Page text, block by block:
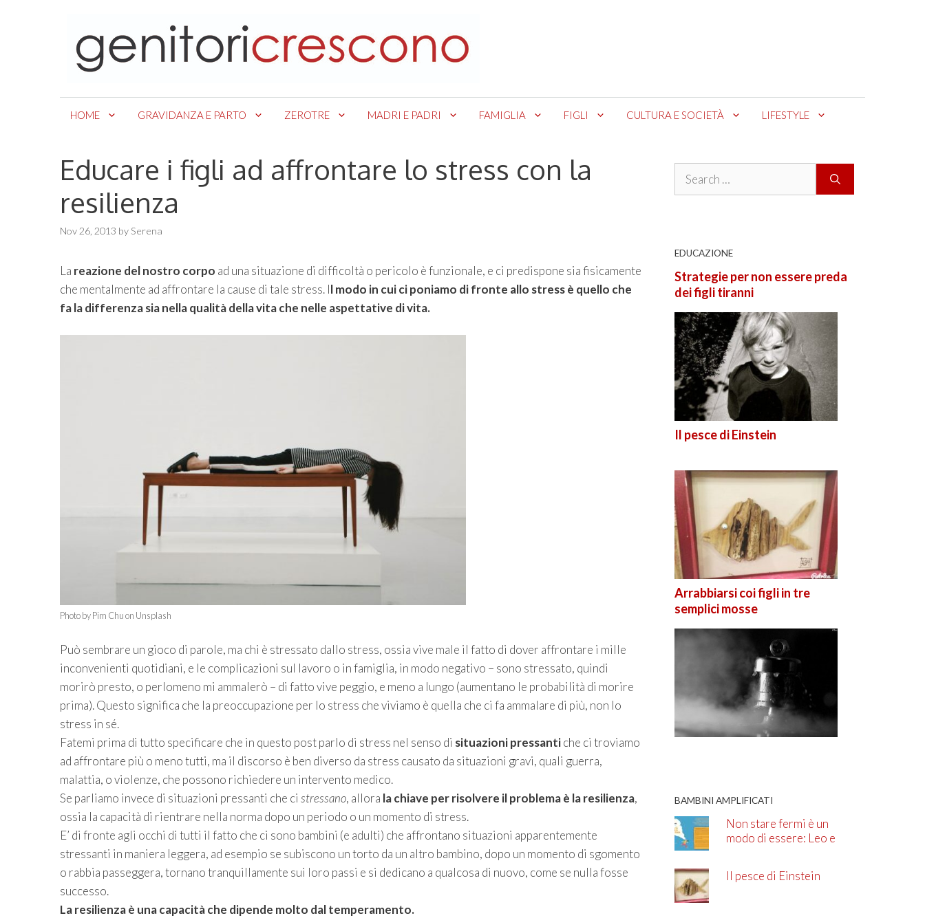
HOME GRAVIDANZA E PARTO ZEROTRE MADRI E PADRI FAMIGLIA FIGLI CULTURA E SOCIETÀ LIFESTYLE
Educare i figli ad affrontare lo stress con la
resilienza
Nov 26, 2013 by Serena
La reazione del nostro corpo ad una situazione di difficoltà o pericolo è funzionale, e ci predispone sia fisicamente
che mentalmente ad affrontare la cause di tale stress. Il modo in cui ci poniamo di fronte allo stress è quello che
fa la differenza sia nella qualità della vita che nelle aspettative di vita.
Photo by Pim Chu on Unsplash
Può sembrare un gioco di parole, ma chi è stressato dallo stress, ossia vive male il fatto di dover affrontare i mille
inconvenienti quotidiani, e le complicazioni sul lavoro o in famiglia, in modo negativo – sono stressato, quindi
morirò presto, o perlomeno mi ammalerò – di fatto vive peggio, e meno a lungo (aumentano le probabilità di morire
prima). Questo significa che la preoccupazione per lo stress che viviamo è quella che ci fa ammalare di più, non lo
stress in sé.
Fatemi prima di tutto specificare che in questo post parlo di stress nel senso di situazioni pressantiche ci troviamo
ad affrontare più o meno tutti, ma il discorso è ben diverso da stress causato da situazioni gravi, quali guerra,
malattia, o violenze, che possono richiedere un intervento medico.
Se parliamo invece di situazioni pressanti che ci stressano, allora la chiave per risolvere il problema è la resilienza,
ossia la capacità di rientrare nella norma dopo un periodo o un momento di stress.
E’ di fronte agli occhi di tutti il fatto che ci sono bambini (e adulti) che affrontano situazioni apparentemente
stressanti in maniera leggera, ad esempio se subiscono un torto da un altro bambino, dopo un momento di sgomento
o rabbia passeggera, tornano tranquillamente sui loro passi e si dedicano a qualcosa di nuovo, come se nulla fosse
successo.
La resilienza è una capacità che dipende molto dal temperamento.
Search
EDUCAZIONE
Strategie per non essere preda
dei figli tiranni
Il pesce di Einstein
Arrabbiarsi coi figli in tre
semplici mosse
BAMBINI AMPLIFICATI
Non stare fermi è un
modo di essere: Leo e
Il pesce di Einstein